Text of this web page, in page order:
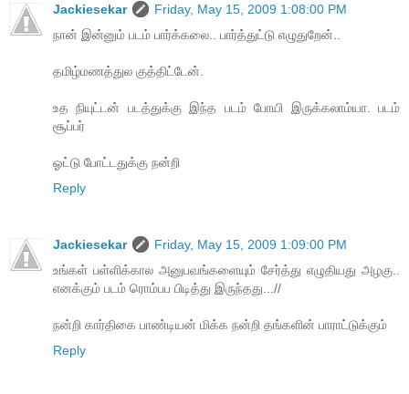
Jackiesekar
Friday, May 15, 2009 1:08:00 PM
நான் இன்னும் படம் பார்க்கலை.. பார்த்துட்டு எழுதுறேன்..
தமிழ்மணத்துல குத்திட்டேன்.
உத நியுட்டன் படத்துக்கு இந்த படம் போயி இருக்கலாம்யா. படம்
சூப்பர்
ஓட்டு போட்டதுக்கு நன்றி
Reply
Jackiesekar
Friday, May 15, 2009 1:09:00 PM
உங்கள் பள்ளிக்கால அனுபவங்களையும் சேர்த்து எழுதியது அழகு..
எனக்கும் படம் ரொம்பப பிடித்து இருந்தது...//
நன்றி கார்திகை பாண்டியன் மிக்க நன்றி தங்களின் பாராட்டுக்கும்
Reply